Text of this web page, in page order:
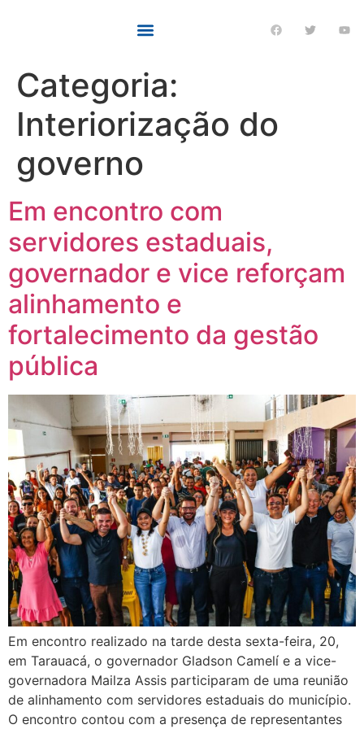
Categoria:
Interiorização do
governo
Em encontro com
servidores estaduais,
governador e vice reforçam
alinhamento e
fortalecimento da gestão
pública
Em encontro realizado na tarde desta sexta-feira, 20,
em Tarauacá, o governador Gladson Camelí e a vice-
governadora Mailza Assis participaram de uma reunião
de alinhamento com servidores estaduais do município.
O encontro contou com a presença de representantes